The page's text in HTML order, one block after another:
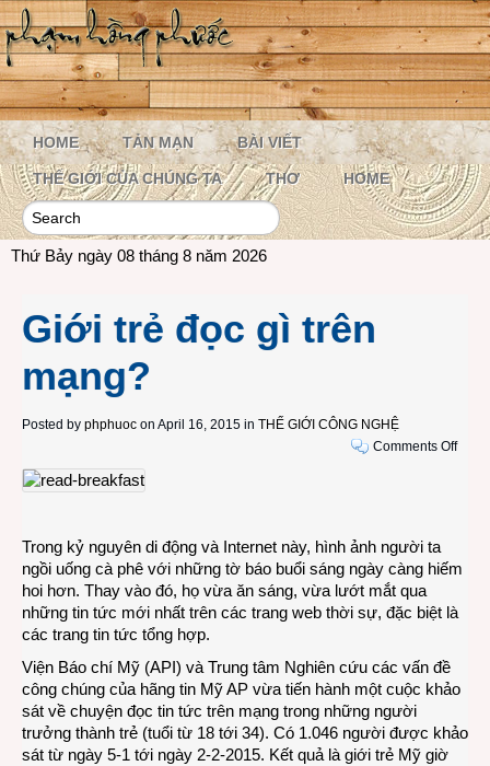
HOME TẢN MẠN BÀI VIẾT
THẾ GIỚI CỦA CHÚNG TA THƠ HOME
Thứ Bảy ngày 08 tháng 8 năm 2026
Giới trẻ đọc gì trên
mạng?
Posted by phphuoc on April 16, 2015 in THẾ GIỚI CÔNG NGHỆ
Comments Offon
Trong kỷ nguyên di động và Internet này, hình ảnh người ta
ngồi uống cà phê với những tờ báo buổi sáng ngày càng hiếm
hoi hơn. Thay vào đó, họ vừa ăn sáng, vừa lướt mắt qua
những tin tức mới nhất trên các trang web thời sự, đặc biệt là
các trang tin tức tổng hợp.
Viện Báo chí Mỹ (API) và Trung tâm Nghiên cứu các vấn đề
công chúng của hãng tin Mỹ AP vừa tiến hành một cuộc khảo
sát về chuyện đọc tin tức trên mạng trong những người
trưởng thành trẻ (tuổi từ 18 tới 34). Có 1.046 người được khảo
sát từ ngày 5-1 tới ngày 2-2-2015. Kết quả là giới trẻ Mỹ giờ